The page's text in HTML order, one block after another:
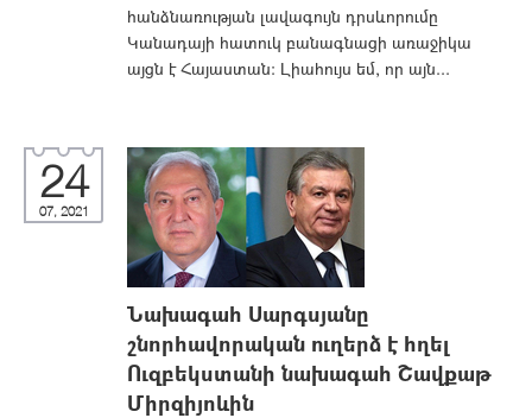
հանձնառության լավագույն դրսևորումը
Կանադայի հատուկ բանագնացի առաջիկա
այցն է Հայաստան։ Լիահույս եմ, որ այն...
24
07, 2021
Նախագահ Սարգսյանը
շնորհավորական ուղերձ է հղել
Ուզբեկստանի նախագահ Շավքաթ
Միրզիյոևին